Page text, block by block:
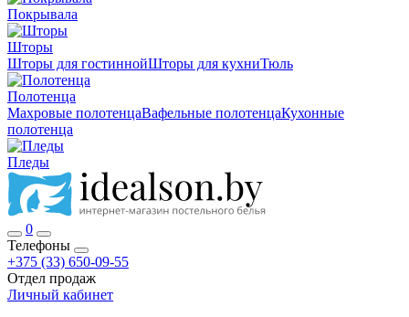
Покрывала
Шторы
Шторы для гостиннойШторы для кухниТюль
Полотенца
Махровые полотенцаВафельные полотенцаКухонные
полотенца
Пледы
0
Телефоны
+375 (33) 650-09-55
Отдел продаж
Личный кабинет